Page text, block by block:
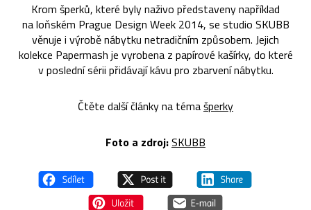
Krom šperků, které byly naživo představeny například
na loňském Prague Design Week 2014, se studio SKUBB
věnuje i výrobě nábytku netradičním způsobem. Jejich
kolekce Papermash je vyrobena z papírové kašírky, do které
v poslední sérii přidávají kávu pro zbarvení nábytku.
Čtěte další články na témašperky
Foto a zdroj:SKUBB